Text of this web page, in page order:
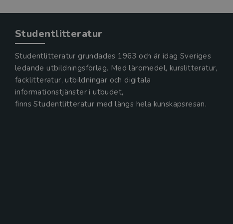
Studentlitteratur
Studentlitteratur grundades 1963 och är idag Sveriges
ledande utbildningsförlag. Med läromedel, kurslitteratur,
facklitteratur, utbildningar och digitala
informationstjänster i utbudet,
finns Studentlitteratur med längs hela kunskapsresan.